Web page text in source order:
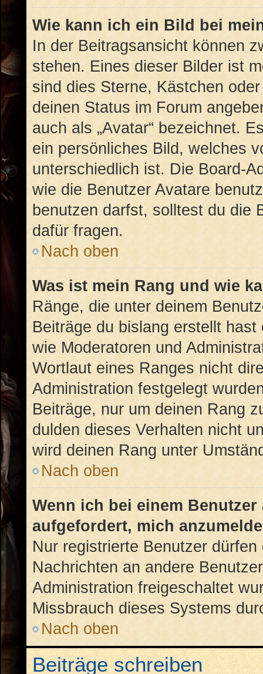
Wie kann ich ein Bild bei
In der Beitragsansicht können
stehen. Eines dieser Bilder ist
sind dies Sterne, Kästchen
deinen Status im Forum
auch als „Avatar“ bezeichnet.
ein persönliches Bild, welches
unterschiedlich ist. Die Board-
wie die Benutzer Avatare
benutzen darfst, solltest du die
dafür fragen.
Nach oben
Was ist mein Rang und wie
Ränge, die unter deinem
Beiträge du bislang erstellt
wie Moderatoren und
Wortlaut eines Ranges nicht
Administration festgelegt
Beiträge, nur um deinen Rang
dulden dieses Verhalten nicht
wird deinen Rang unter
Nach oben
Wenn ich bei einem
aufgefordert, mich
Nur registrierte Benutzer
Nachrichten an andere
Administration freigeschaltet
Missbrauch dieses Systems
Nach oben
Beiträge schreiben